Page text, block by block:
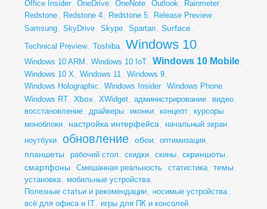
Office Insider, OneDrive, OneNote, Outlook, Rainmeter,
Redstone, Redstone 4, Redstone 5, Release Preview,
Samsung, SkyDrive, Skype, Spartan, Surface,
Technical Preview, Toshiba, Windows 10,
Windows 10 ARM , Windows 10 IoT, Windows 10 Mobile,
Windows 10 X, Windows 11, Windows 9,
Windows Holographic , Windows Insider, Windows Phone,
Windows RT, Xbox, XWidget, администрирование, видео,
восстановление, драйверы, иконки, концепт, курсоры,
моноблоки, настройка интерфейса, начальный экран,
ноутбуки, обновление, обои , оптимизация,
планшеты , рабочий стол , скидки, скины, скриншоты ,
смартфоны , Смешанная реальность, статистика, темы ,
установка, мобильные устройства,
Полезные статьи и рекомендации, носимые устройства,
всё для офиса и IT, игры для ПК и консолей,